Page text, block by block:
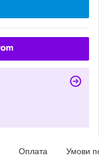
Оплата Умови